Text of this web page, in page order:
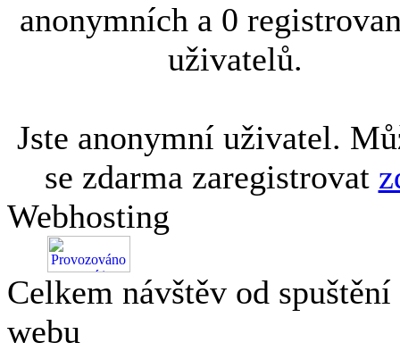
anonymních a 0
uživatelů.
Jste anonymní uživatel.
se zdarma zaregistrovat
Webhosting
Celkem návštěv od spuštění
webu